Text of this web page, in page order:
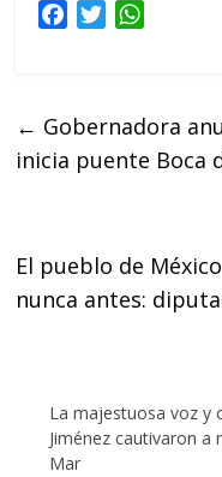
b
o
T
t
e
s
A
← Gobernadora
inicia puente Boca
El pueblo de
nunca antes:
La majestuosa voz y
Jiménez cautivaron a
Mar